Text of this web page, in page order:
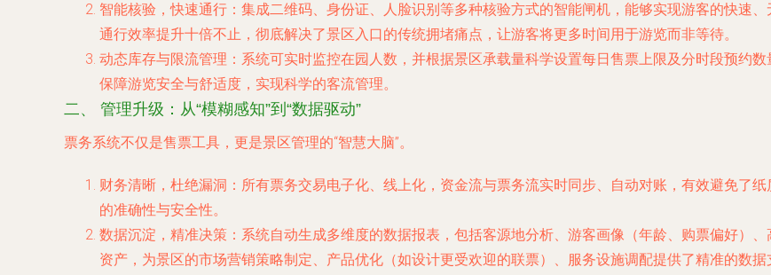
智能核验，快速通行 ：集成二维码、身份证、人脸识别等多种核验方式的智能闸机，能够实现游客的快速
通行效率提升十倍不止，彻底解决了景区入口的传统拥堵痛点，让游客将更多时间用于游览而非等待。
动态库存与限流管理 ：系统可实时监控在园人数，并根据景区承载量科学设置每日售票上限及分时段预约
保障游览安全与舒适度，实现科学的客流管理。
二、 管理升级：从“模糊感知”到“数据驱动”
票务系统不仅是售票工具，更是景区管理的“智慧大脑”。
财务清晰，杜绝漏洞 ：所有票务交易电子化、线上化，资金流与票务流实时同步、自动对账，有效避免了
的准确性与安全性。
数据沉淀，精准决策 ：系统自动生成多维度的数据报表，包括客源地分析、游客画像（年龄、购票偏好）
资产，为景区的市场营销策略制定、产品优化（如设计更受欢迎的联票）、服务设施调配提供了精准的数据